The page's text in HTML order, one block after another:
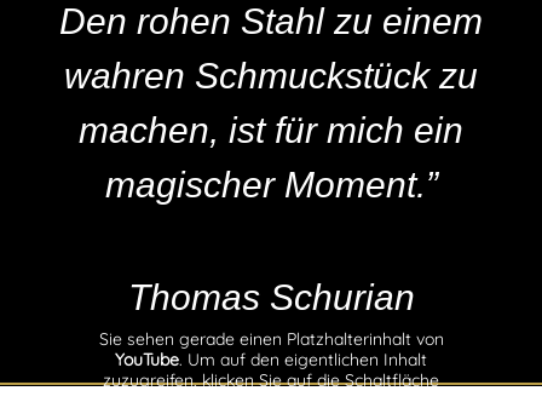
Den rohen Stahl zu einem
wahren Schmuckstück zu
machen, ist für mich ein
magischer Moment.”
Thomas Schurian
Sie sehen gerade einen Platzhalterinhalt von
YouTube. Um auf den eigentlichen Inhalt
zuzugreifen, klicken Sie auf die Schaltfläche